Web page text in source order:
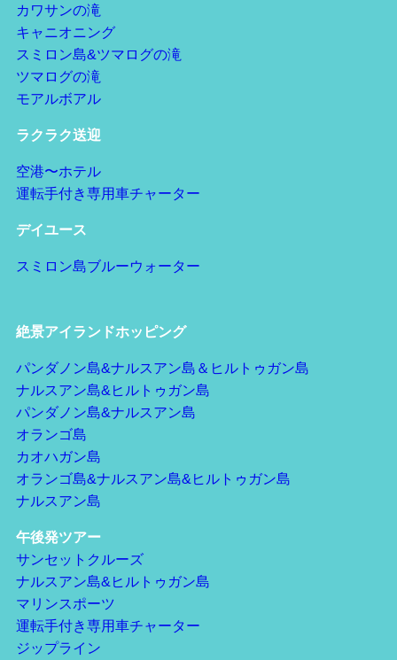
カワサンの滝
キャニオニング
スミロン島&ツマログの滝
ツマログの滝
モアルボアル
ラクラク送迎
空港〜ホテル
運転手付き専用車チャーター
デイユース
スミロン島ブルーウォーター
絶景アイランドホッピング
パンダノン島&ナルスアン島＆ヒルトゥガン島
ナルスアン島&ヒルトゥガン島
パンダノン島&ナルスアン島
オランゴ島
カオハガン島
オランゴ島&ナルスアン島&ヒルトゥガン島
ナルスアン島
午後発ツアー
サンセットクルーズ
ナルスアン島&ヒルトゥガン島
マリンスポーツ
運転手付き専用車チャーター
ジップライン